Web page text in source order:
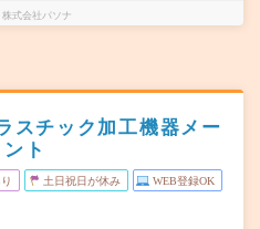
株式会社パソナ
スチック加工機器メー
ト
土日祝日が休み WEB登録OK